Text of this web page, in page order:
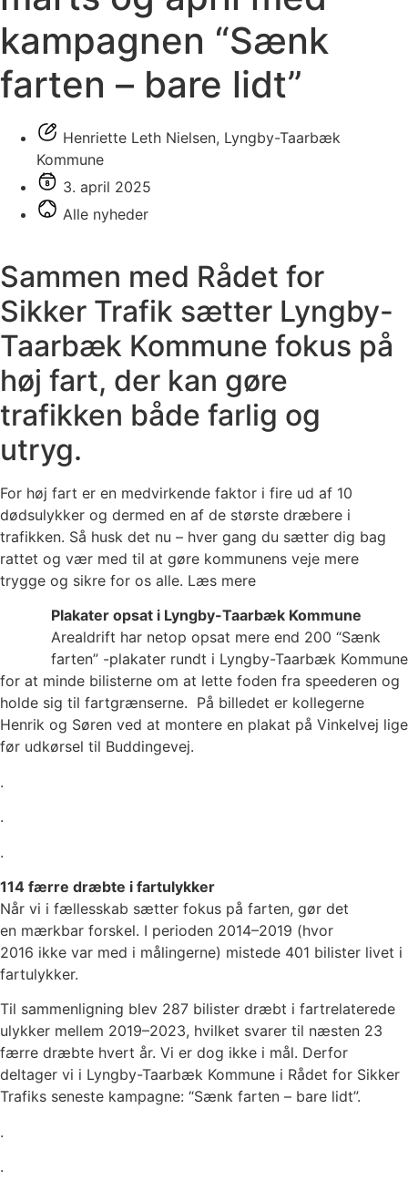
kampagnen “Sænk
farten – bare lidt”
Henriette Leth Nielsen, Lyngby-Taarbæk
Kommune
3. april 2025
Alle nyheder
Sammen med Rådet for
Sikker Trafik sætter Lyngby-
Taarbæk Kommune fokus på
høj fart, der kan gøre
trafikken både farlig og
utryg.
For høj fart er en medvirkende faktor i fire ud af 10
dødsulykker og dermed en af de største dræbere i
trafikken. Så husk det nu – hver gang du sætter dig bag
rattet og vær med til at gøre kommunens veje mere
trygge og sikre for os alle. Læs mere
Plakater opsat i Lyngby-Taarbæk Kommune
Arealdrift har netop opsat mere end 200 “Sænk
farten” -plakater rundt i Lyngby-Taarbæk Kommune
for at minde bilisterne om at lette foden fra speederen og
holde sig til fartgrænserne. På billedet er kollegerne
Henrik og Søren ved at montere en plakat på Vinkelvej lige
før udkørsel til Buddingevej.
.
.
.
114 færre dræbte i fartulykker
Når vi i fællesskab sætter fokus på farten, gør det
en mærkbar forskel. I perioden 2014–2019 (hvor
2016 ikke var med i målingerne) mistede 401 bilister livet i
fartulykker.
Til sammenligning blev 287 bilister dræbt i fartrelaterede
ulykker mellem 2019–2023, hvilket svarer til næsten 23
færre dræbte hvert år. Vi er dog ikke i mål. Derfor
deltager vi i Lyngby-Taarbæk Kommune i Rådet for Sikker
Trafiks seneste kampagne: “Sænk farten – bare lidt”.
.
.